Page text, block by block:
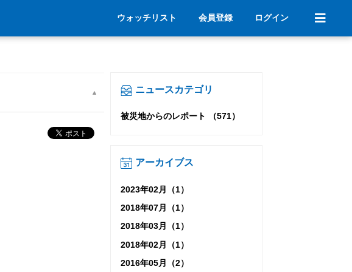
ウォッチリスト 会員登録 ログイン
ニュースカテゴリ
被災地からのレポート （571）
アーカイブス
2023年02月（1）
2018年07月（1）
2018年03月（1）
2018年02月（1）
2016年05月（2）